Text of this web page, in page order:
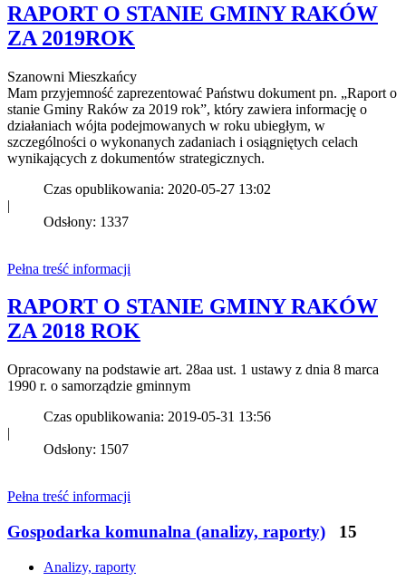
RAPORT O STANIE GMINY RAKÓW
ZA 2019ROK
Szanowni Mieszkańcy
Mam przyjemność zaprezentować Państwu dokument pn. „Raport o
stanie Gminy Raków za 2019 rok”, który zawiera informację o
działaniach wójta podejmowanych w roku ubiegłym, w
szczególności o wykonanych zadaniach i osiągniętych celach
wynikających z dokumentów strategicznych.
Czas opublikowania: 2020-05-27 13:02
|
Odsłony: 1337
Pełna treść informacji
RAPORT O STANIE GMINY RAKÓW
ZA 2018 ROK
Opracowany na podstawie art. 28aa ust. 1 ustawy z dnia 8 marca
1990 r. o samorządzie gminnym
Czas opublikowania: 2019-05-31 13:56
|
Odsłony: 1507
Pełna treść informacji
Gospodarka komunalna (analizy, raporty) 15
Analizy, raporty